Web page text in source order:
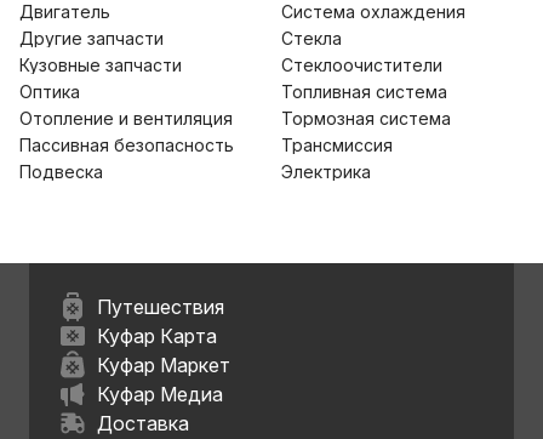
Двигатель
Другие запчасти
Кузовные запчасти
Оптика
Отопление и вентиляция
Пассивная безопасность
Подвеска
Система охлаждения
Стекла
Стеклоочистители
Топливная система
Тормозная система
Трансмиссия
Электрика
Путешествия
Куфар Карта
Куфар Маркет
Куфар Медиа
Доставка